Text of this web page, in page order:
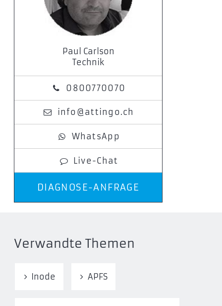
Paul Carlson
Technik
0800770070
info@attingo.ch
WhatsApp
Live-Chat
DIAGNOSE-ANFRAGE
Verwandte Themen
Inode APFS